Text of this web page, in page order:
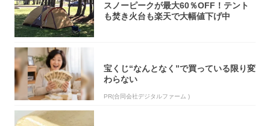
スノーピークが最大60％OFF！テント
も焚き火台も楽天で大幅値下げ中
宝くじ“なんとなく”で買っている限り変
わらない
PR(合同会社デジタルファーム )